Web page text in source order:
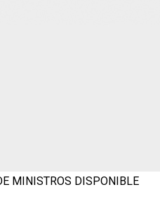
MINISTROS DISPONIBLE